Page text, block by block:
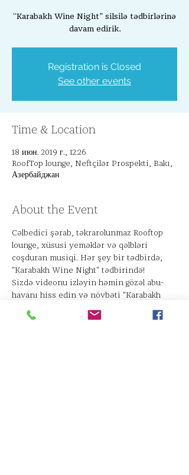
“Karabakh Wine Night” silsilə tədbirlərinə
davam edirik.
Registration is Closed
See other events
Time & Location
18 июн. 2019 г., 12:26
RoofTop lounge, Neftçilər Prospekti, Bakı,
Азербайджан
About the Event
Cəlbedici şərab, təkrarolunmaz Rooftop
lounge, xüsusi yeməklər və qəlbləri
coşduran musiqi. Hər şey bir tədbirdə,
Sizdə videonu izləyin həmin gözəl abu-
havanı hiss edin və növbəti "Karabakh
Wine Night" tədbirlərimizi qaçırmayın!